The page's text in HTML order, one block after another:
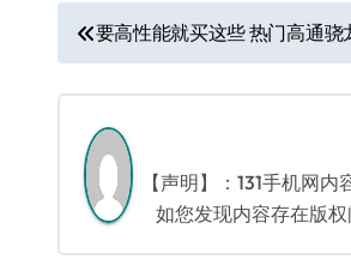
文
章
导
航
要高性能就买这些 热门高通骁
【声明】：131手机网
如您发现内容存在版